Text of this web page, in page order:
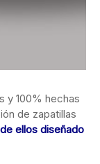
y 100% hechas
de zapatillas
ellos diseñado